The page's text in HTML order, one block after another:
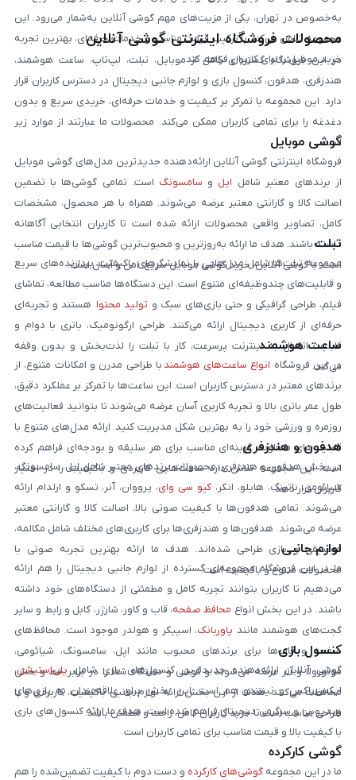
به‌خصوص در تهران، یکی از مزیت‌های مهم گوشی آنلاین به‌شمار می‌رود. این
مجموعه تلاش می‌کند با ترکیب قیمت مناسب و خدمات حرفه‌ای، بهترین تجربه
خرید موبایل را برای کاربران فراهم کند.
محصولات فروشگاه اینترنتی گوشی آنلاین
در این فروشگاه گستره‌ای کامل از موبایل، تبلت، لپ‌تاپ، ساعت هوشمند،
هندزفری، هدفون، کنسول بازی و لوازم جانبی دیجیتال در دسترس کاربران قرار
دارد. این مجموعه با تمرکز بر کیفیت و خدمات حرفه‌ای، خریدی سریع و بدون
دغدغه را برای تمامی کاربران ممکن می‌کند. محصولات ما عبارتند از موارد زیر
است:
گوشی موبایل
فروشگاه اینترنتی گوشی آنلاین ارائه‌دهنده جدیدترین مدل‌های گوشی موبایل
از برندهای معتبر شامل اپل و سامسونگ است. تمامی گوشی‌ها با تضمین
اصالت کالا و گارانتی معتبر عرضه می‌شوند. همراه با هر محصول، مشخصات
کامل، تصاویر واقعی محصولات ارائه شده است تا کاربران انتخابی آگاهانه
داشته باشند. هدف ما ارائه به‌روزترین و محبوب‌ترین گوشی‌ها با قیمت مناسب
است. با گوشی آنلاین، خرید گوشی موبایل سریع، امن و آسان است.
تبلت
مجموعه تبلت‌ها شامل مدل‌هایی با نمایشگرهای باکیفیت، پردازنده‌های سریع
و قابلیت‌های چندوظیفه‌ای متنوع است. این دستگاه‌ها مناسب مطالعه، تماشای
فیلم، طراحی گرافیکی و حتی بازی‌های سبک و تولید محتوا هستند و تجربه‌ای
حرفه‌ای از کاربری دیجیتال ارائه می‌کنند. طراحی ارگونومیک، باتری با دوام و
قابلیت اتصال به اینترنت پرسرعت، کار با تبلت را لذت‌بخش و بدون وقفه
می‌کند.
ساعت هوشمند
در این فروشگاه انواع ساعت‌های هوشمند با طراحی مدرن و امکانات متنوع، از
برندهای معتبر در دسترس کاربران است. این ساعت‌ها با تمرکز بر عملکرد دقیق،
طول عمر باتری بالا و تجربه کاربری آسان عرضه می‌شوند تا بتوانید فعالیت‌های
روزمره و ورزشی خود را به بهترین شکل مدیریت کنید. ارائه مدل‌های متنوع با
قابلیت‌های متفاوت، گزینه‌ای مناسب برای هر سلیقه و بودجه‌ای فراهم کرده
است. این مجموعه تلاش دارد ساعت‌هایی کاربردی و باکیفیت را در اختیار
کاربران قرار دهد.
هدفون و هندزفری
در بخش هدفون و هندزفری، محصولات برندهای معتبر شامل اپل، سامسونگ،
شیائومی، ناتینگ، هایلو، انکر، کیو سی وای، پرووان، آنر، تسکو و ارلدام ارائه
می‌شوند. تمامی هدفون‌ها با کیفیت صوتی بالا، اصالت کالا و گارانتی معتبر
عرضه می‌شوند. هدفون‌ها و هندزفری‌ها برای کاربری‌های مختلف شامل مکالمه،
موسیقی و بازی طراحی شده‌اند. هدف ما ارائه بهترین تجربه صوتی با
محصولات متنوع و باکیفیت است.
لوازم جانبی
ما در این فروشگاه مجموعه‌ای گسترده از لوازم جانبی دیجیتال را هم ارائه
می‌دهیم تا کاربران بتوانند تجربه کامل و مطمئنی از دستگاه‌های خود داشته
باشند. در این بخش انواع محافظ صفحه، قاب و کاور، شارژر، کابل و رابط و سایر
گجت‌های هوشمند مانند پاوربانک، اسپیکر و هولدر موجود است. محافظ‌های
صفحه و قاب‌ها برای برندهای محبوب مانند اپل، سامسونگ، شیائومی،
موتورولا و آنر عرضه می‌شوند و گوشی و دستگاه شما را در برابر خط و خش
محافظت می‌کنند. هدف از این بخش ارائه لوازم جانبی باکیفیت، کاربردی و با
طراحی مناسب است تا خرید کاربران کامل، راحت و مطمئن باشد.
کنسول بازی
گوشی آنلاین ارائه‌دهنده جدیدترین کنسول‌های بازی شامل پلی‌استیشن،
ایکس‌باکس و نینتندو هم است. این بخش برای علاقه‌مندان به بازی‌های
ویدیویی و سرگرمی دیجیتال فراهم شده است. هدف ما ارائه کنسول‌های بازی
با کیفیت بالا و قیمت مناسب برای تمامی کاربران است.
گوشی کارکرده
ما در این مجموعه گوشی‌های کارکرده و دست دوم با کیفیت تضمین‌شده را هم